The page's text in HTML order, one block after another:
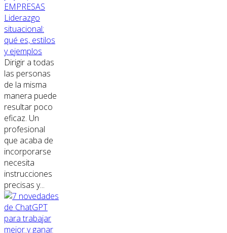
EMPRESAS
Liderazgo
situacional:
qué es, estilos
y ejemplos
Dirigir a todas
las personas
de la misma
manera puede
resultar poco
eficaz. Un
profesional
que acaba de
incorporarse
necesita
instrucciones
precisas y...